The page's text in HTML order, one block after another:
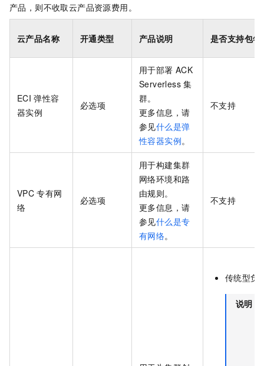
产品，则不收取云产品资源费用。
云产品名称 开通类型 产品说明 是否支持包年
ECI 弹性容
器实例
必选项
用于部署 ACK
Serverless 集
群。
更多信息，请
参见什么是弹
性容器实例。
不支持
VPC 专有网
络
必选项
用于构建集群
网络环境和路
由规则。
更多信息，请
参见什么是专
有网络。
不支持
传统型负
说明